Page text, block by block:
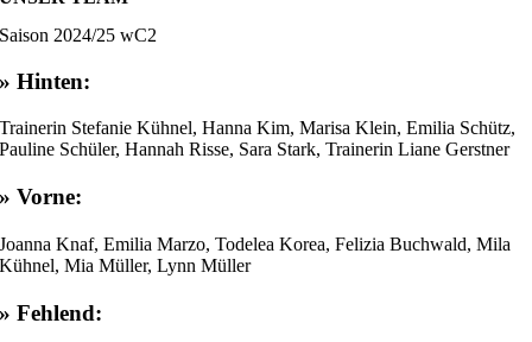
Saison 2024/25 wC2
» Hinten:
Trainerin Stefanie Kühnel, Hanna Kim, Marisa Klein, Emilia Schütz,
Pauline Schüler, Hannah Risse, Sara Stark, Trainerin Liane Gerstner
» Vorne:
Joanna Knaf, Emilia Marzo, Todelea Korea, Felizia Buchwald, Mila
Kühnel, Mia Müller, Lynn Müller
» Fehlend: